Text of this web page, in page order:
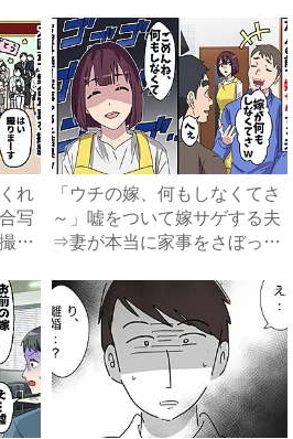
れ
写
り
「ウチの嫁、何もしなくてさ
～」嘘をついて嫁サゲする夫
⇒妻が本当に家事をさぼった